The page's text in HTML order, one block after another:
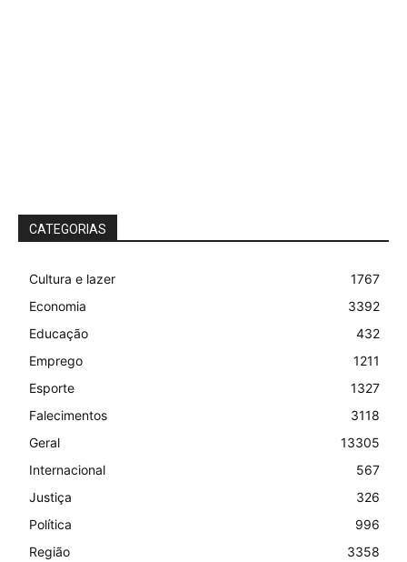
CATEGORIAS
Cultura e lazer
1767
Economia
3392
Educação
432
Emprego
1211
Esporte
1327
Falecimentos
3118
Geral
13305
Internacional
567
Justiça
326
Política
996
Região
3358